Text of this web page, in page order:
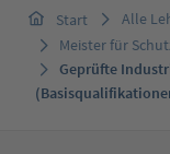
Start
Alle
Meister für
Geprüfte